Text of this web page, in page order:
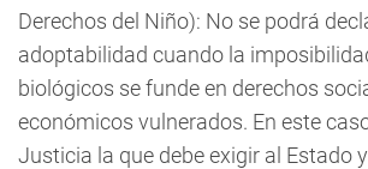
Derechos del Niño): No se podrá
adoptabilidad cuando la
biológicos se funde en derechos
económicos vulnerados. En este
Justicia la que debe exigir al Estado